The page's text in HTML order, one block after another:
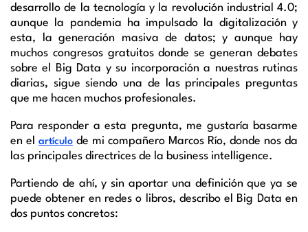
desarrollo de la tecnología y la revolución industrial 4.0;
aunque la pandemia ha impulsado la digitalización y
esta, la generación masiva de datos; y aunque hay
muchos congresos gratuitos donde se generan debates
sobre el Big Data y su incorporación a nuestras rutinas
diarias, sigue siendo una de las principales preguntas
que me hacen muchos profesionales.
Para responder a esta pregunta, me gustaría basarme
en el artículo de mi compañero Marcos Río, donde nos da
las principales directrices de la business intelligence.
Partiendo de ahí, y sin aportar una definición que ya se
puede obtener en redes o libros, describo el Big Data en
dos puntos concretos: